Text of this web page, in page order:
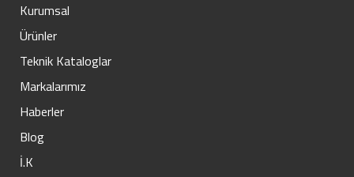
Kurumsal
Ürünler
Teknik Kataloglar
Markalarımız
Haberler
Blog
İ.K